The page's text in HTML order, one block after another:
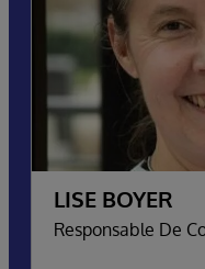
LISE BOYER
Responsable De